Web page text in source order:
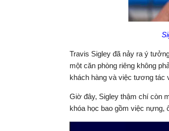
Travis Sigley đã nảy ra ý
một căn phòng riêng không
khách hàng và việc tương tác
Giờ đây, Sigley thậm chí còn
khóa học bao gồm việc nựng,